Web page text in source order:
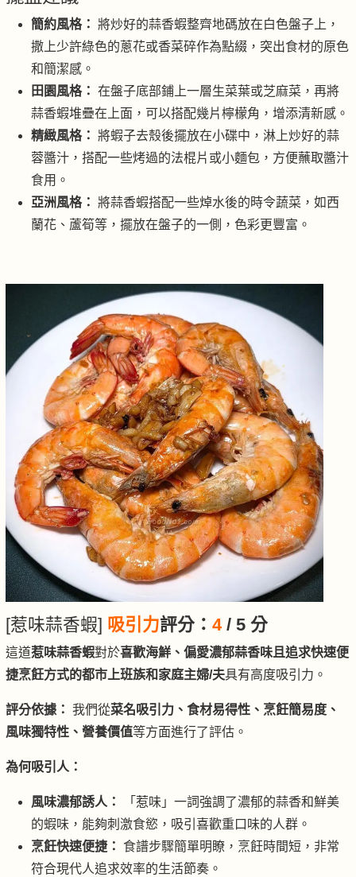
簡約風格： 將炒好的蒜香蝦整齊地碼放在白色盤子上，
撒上少許綠色的蔥花或香菜碎作為點綴，突出食材的原色
和簡潔感。
田園風格： 在盤子底部鋪上一層生菜葉或芝麻菜，再將
蒜香蝦堆疊在上面，可以搭配幾片檸檬角，增添清新感。
精緻風格： 將蝦子去殼後擺放在小碟中，淋上炒好的蒜
蓉醬汁，搭配一些烤過的法棍片或小麵包，方便蘸取醬汁
食用。
亞洲風格： 將蒜香蝦搭配一些焯水後的時令蔬菜，如西
蘭花、蘆筍等，擺放在盤子的一側，色彩更豐富。
[惹味蒜香蝦] 吸引力評分： 4/ 5 分
這道惹味蒜香蝦對於喜歡海鮮、偏愛濃郁蒜香味且追求快速便
捷烹飪方式的都市上班族和家庭主婦/夫具有高度吸引力。
評分依據： 我們從菜名吸引力、食材易得性、烹飪簡易度、
風味獨特性、營養價值等方面進行了評估。
為何吸引人：
風味濃郁誘人：
「惹味」一詞強調了濃郁的蒜香和鮮美
的蝦味，能夠刺激食慾，吸引喜歡重口味的人群。
烹飪快速便捷：
食譜步驟簡單明瞭，烹飪時間短，非常
符合現代人追求效率的生活節奏。